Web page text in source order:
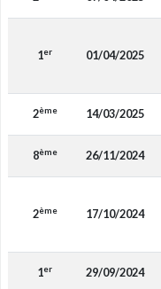
1er 01/04/2025
2ème 14/03/2025
8ème 26/11/2024
2ème 17/10/2024
1er 29/09/2024